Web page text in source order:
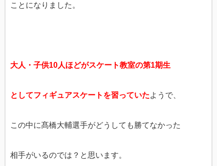
ことになりました。
大人・子供10人ほどがスケート教室の第1期生
としてフィギュアスケートを習っていたようで、
この中に髙橋大輔選手がどうしても勝てなかった
相手がいるのでは？と思います。